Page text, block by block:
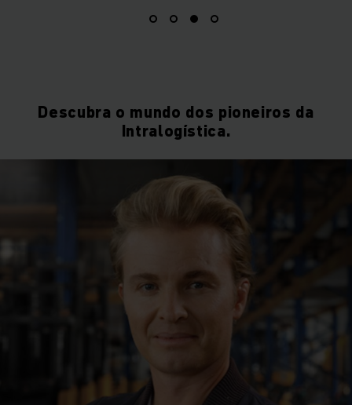
Descubra o mundo dos pioneiros da
Intralogística.